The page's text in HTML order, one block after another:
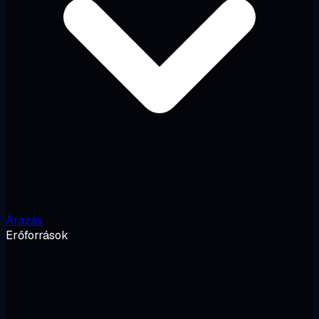
Árazás
Erőforrások